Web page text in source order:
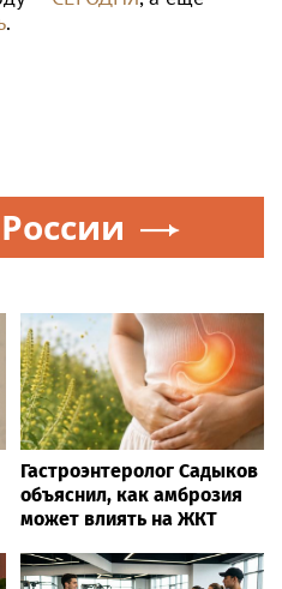
.
Гастроэнтеролог Садыков
объяснил, как амброзия
может влиять на ЖКТ